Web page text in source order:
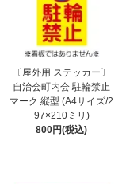
〔屋外用 ステッカー〕
自治会町内会 駐輪禁止
マーク 縦型 (A4サイズ/2
97×210ミリ)
800円(税込)